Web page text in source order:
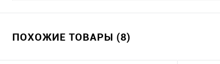
ПОХОЖИЕ ТОВАРЫ (8)